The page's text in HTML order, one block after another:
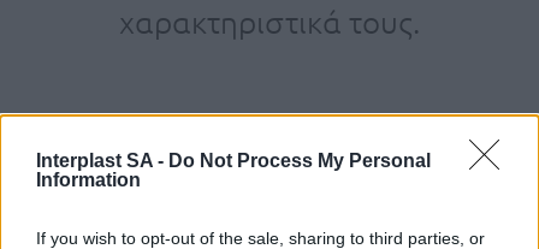
Interplast SA - Do Not Process My Personal
Information
If you wish to opt-out of the sale, sharing to third parties, or
χαρακτηριστικά τους.